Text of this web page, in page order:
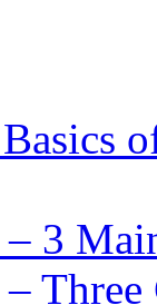
3
Three